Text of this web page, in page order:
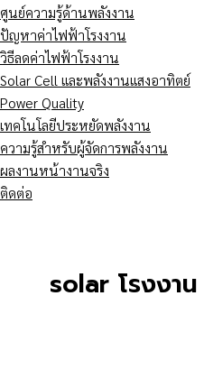
ศูนย์ความรู้ด้านพลังงาน
ปัญหาค่าไฟฟ้าโรงงาน
วิธีลดค่าไฟฟ้าโรงงาน
Solar Cell และพลังงานแสงอาทิตย์
Power Quality
เทคโนโลยีประหยัดพลังงาน
ความรู้สำหรับผู้จัดการพลังงาน
ผลงานหน้างานจริง
ติดต่อ
solar โรงงาน